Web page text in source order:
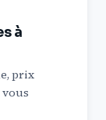
à
prix